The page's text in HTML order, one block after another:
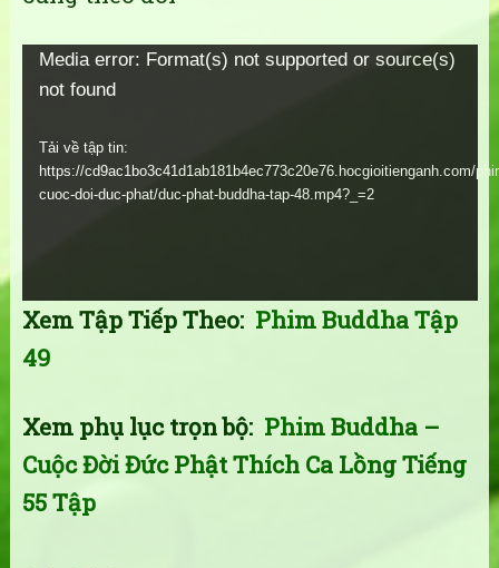
Trình
chơi
Video
Media error: Format(s) not supported or source(s)
not found
Tải về tập tin:
https://cd9ac1bo3c41d1ab181b4ec773c20e76.hocgioitienganh.com/
cuoc-doi-duc-phat/duc-phat-buddha-tap-48.mp4?_=2
Xem Tập Tiếp Theo: Phim Buddha Tập
49
Xem phụ lục trọn bộ: Phim Buddha –
Cuộc Đời Đức Phật Thích Ca Lồng Tiếng
55 Tập